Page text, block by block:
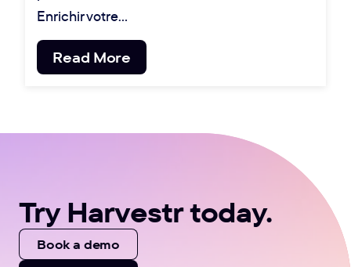
Enrichir votre…
Read More
Try Harvestr today.
Book a demo